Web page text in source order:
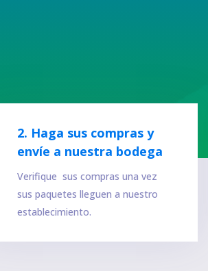
2. Haga sus compras y
envíe a nuestra bodega
Verifique sus compras una vez
sus paquetes lleguen a nuestro
establecimiento.